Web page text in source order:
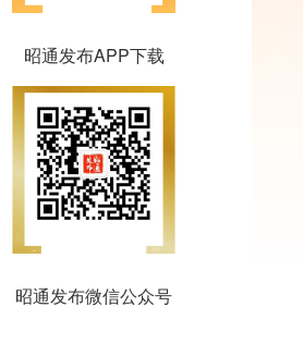
昭通发布APP下载
昭通发布微信公众号